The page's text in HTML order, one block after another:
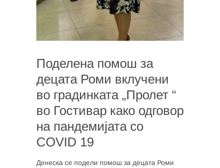
Поделена помош за
децата Роми вклучени
во градинката „Пролет “
во Гостивар како одговор
на пандемијата со
COVID 19
Денеска се подели помош за децата Роми